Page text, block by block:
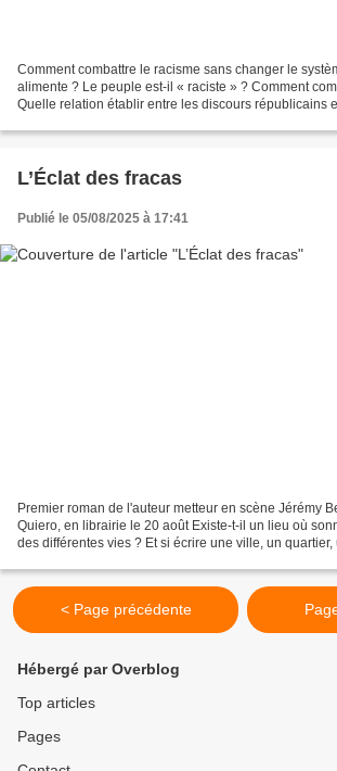
Comment combattre le racisme sans changer le
alimente ? Le peuple est-il « raciste » ? Comment
Quelle relation établir entre les discours républicains
L’Éclat des fracas
Publié le 05/08/2025 à 17:41
Premier roman de l'auteur metteur en scène Jérémy
Quiero, en librairie le 20 août Existe-t-il un lieu où
des différentes vies ? Et si écrire une ville, un
< Page précédente
Hébergé par Overblog
Top articles
Pages